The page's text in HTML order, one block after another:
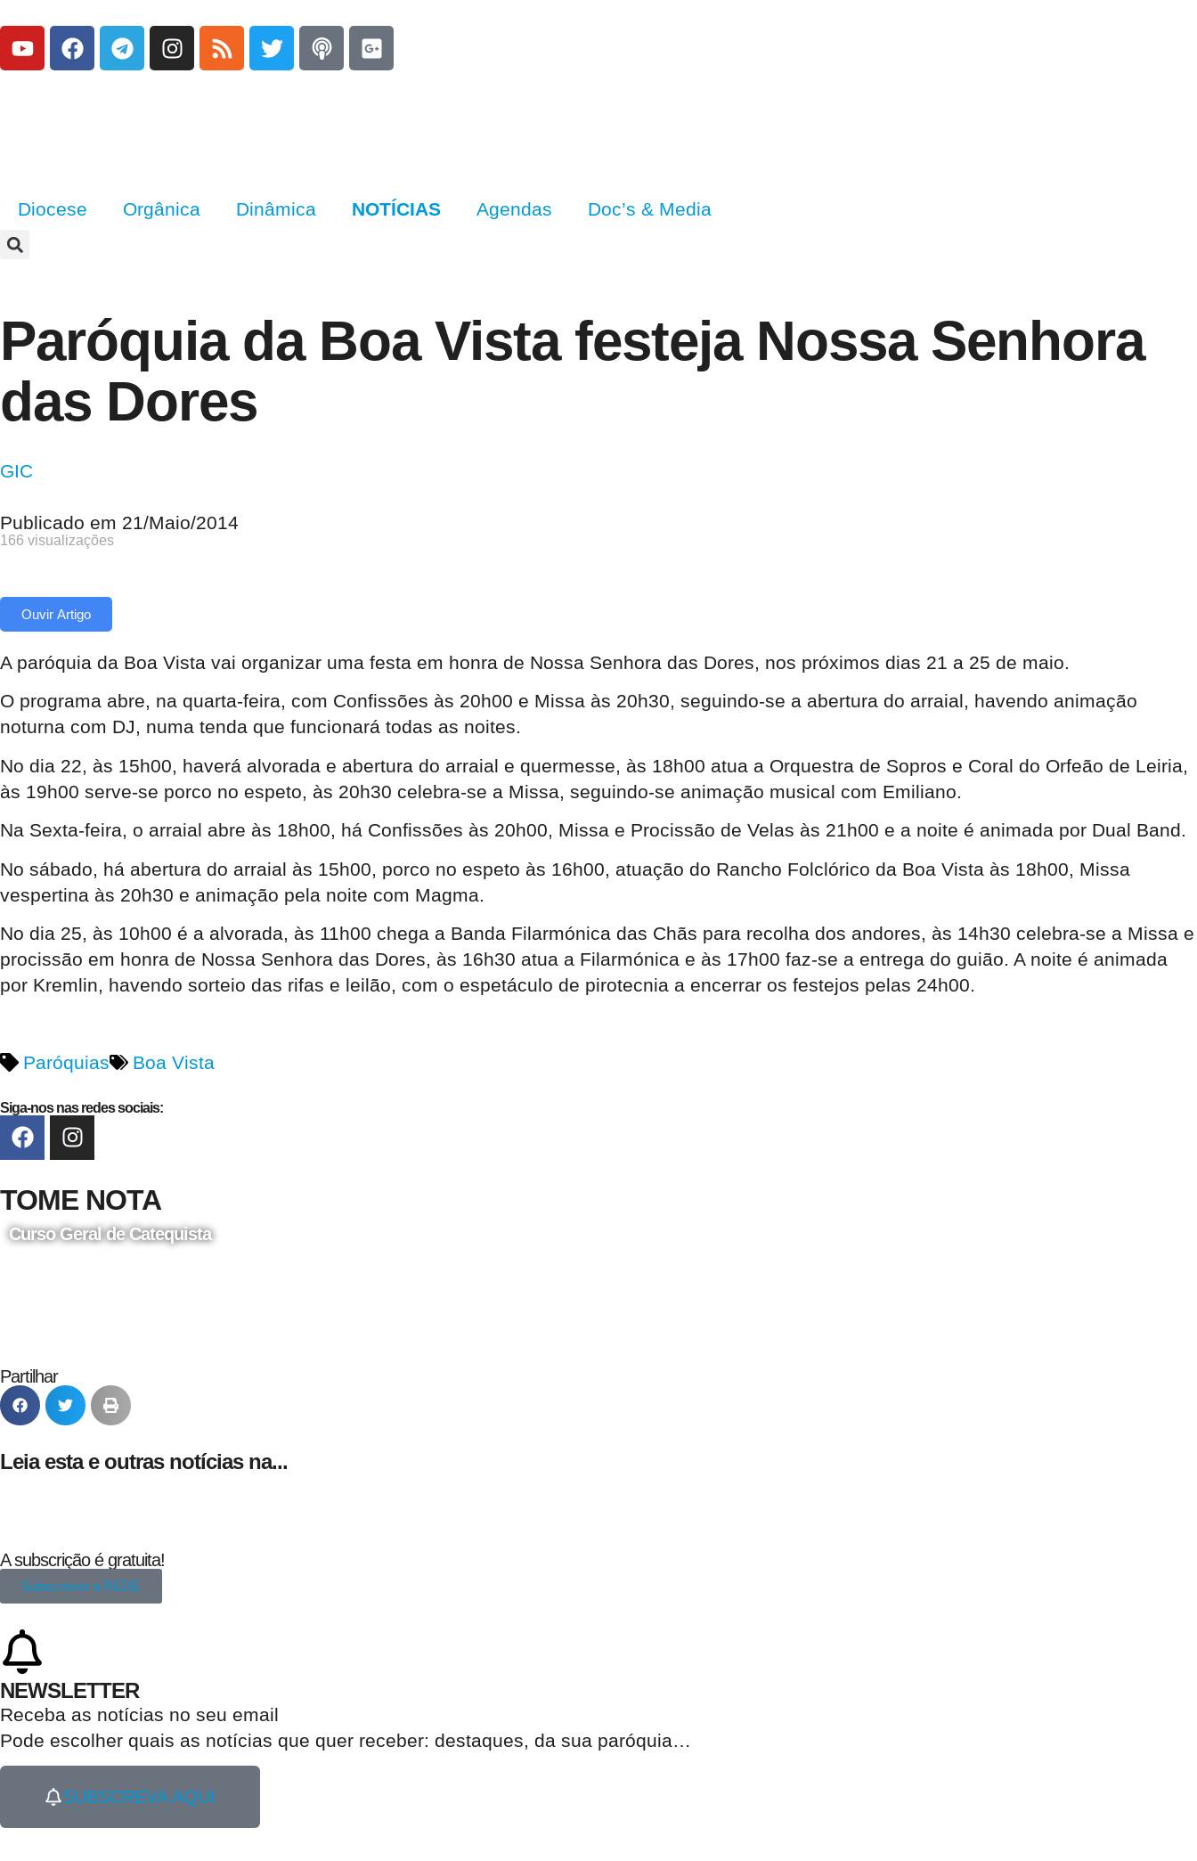
Diocese Orgânica Dinâmica NOTÍCIAS Agendas Doc’s & Media
Paróquia da Boa Vista festeja Nossa Senhora
das Dores
GIC
Publicado em 21/Maio/2014
166 visualizações
Ouvir Artigo
A paróquia da Boa Vista vai organizar uma festa em honra de Nossa Senhora das Dores, nos próximos dias 21 a 25 de maio.
O programa abre, na quarta-feira, com Confissões às 20h00 e Missa às 20h30, seguindo-se a abertura do arraial, havendo animação
noturna com DJ, numa tenda que funcionará todas as noites.
No dia 22, às 15h00, haverá alvorada e abertura do arraial e quermesse, às 18h00 atua a Orquestra de Sopros e Coral do Orfeão de Leiria,
às 19h00 serve-se porco no espeto, às 20h30 celebra-se a Missa, seguindo-se animação musical com Emiliano.
Na Sexta-feira, o arraial abre às 18h00, há Confissões às 20h00, Missa e Procissão de Velas às 21h00 e a noite é animada por Dual Band.
No sábado, há abertura do arraial às 15h00, porco no espeto às 16h00, atuação do Rancho Folclórico da Boa Vista às 18h00, Missa
vespertina às 20h30 e animação pela noite com Magma.
No dia 25, às 10h00 é a alvorada, às 11h00 chega a Banda Filarmónica das Chãs para recolha dos andores, às 14h30 celebra-se a Missa e
procissão em honra de Nossa Senhora das Dores, às 16h30 atua a Filarmónica e às 17h00 faz-se a entrega do guião. A noite é animada
por Kremlin, havendo sorteio das rifas e leilão, com o espetáculo de pirotecnia a encerrar os festejos pelas 24h00.
Paróquias Boa Vista
Siga-nos nas redes sociais:
TOME NOTA
Curso Geral de Catequista
Partilhar
Leia esta e outras notícias na...
A subscrição é gratuita!
Subscrever a REDE
NEWSLETTER
Receba as notícias no seu email​
Pode escolher quais as notícias que quer receber: destaques, da sua paróquia…
SUBSCREVA AQUI